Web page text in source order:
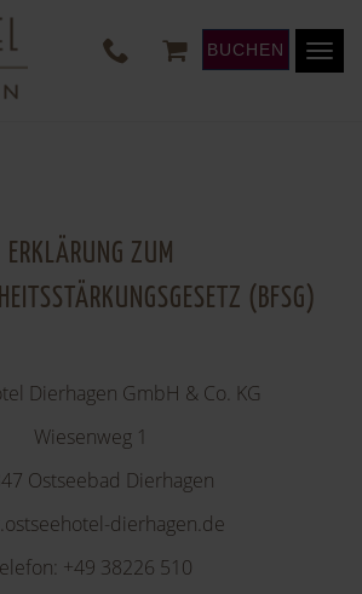
BUCHEN
ERKLÄRUNG ZUM
(BFSG)
Dierhagen GmbH & Co. KG
Wiesenweg 1
Ostseebad Dierhagen
dierhagen.de
+49 38226 510